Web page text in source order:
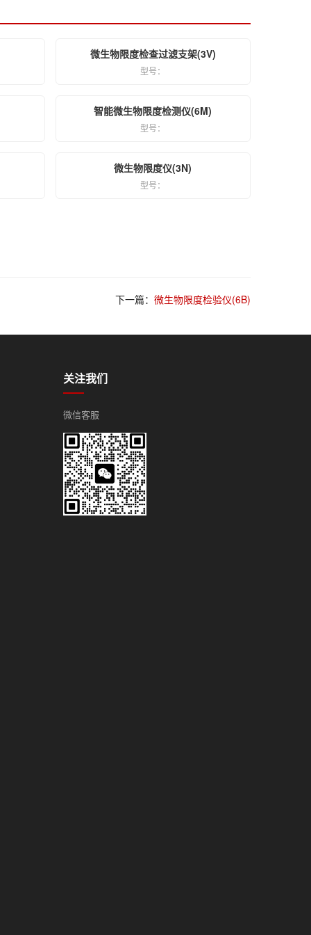
微生物限度检查过滤支架(3V)
型号：
智能微生物限度检测仪(6M)
型号：
微生物限度仪(3N)
型号：
下一篇： 微生物限度检验仪(6B)
关注我们
微信客服